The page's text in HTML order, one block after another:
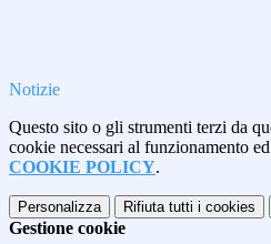
Notizie
Questo sito o gli strumenti terzi da
cookie necessari al funzionamento
COOKIE POLICY.
Personalizza Rifiuta tutti i cookies
Gestione cookie